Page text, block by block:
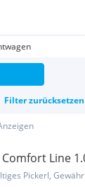
Filter zurücksetzen
Line
Pickerl,